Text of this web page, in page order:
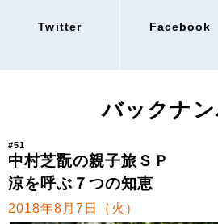
Twitter Facebook
バックナ
#51
中村芝翫の親子旅ＳＰ
涼を呼ぶ７つの知恵
2018年8月7日（火）